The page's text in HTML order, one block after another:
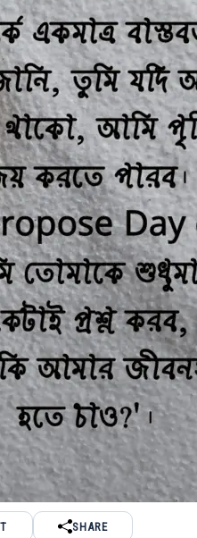
SHARE